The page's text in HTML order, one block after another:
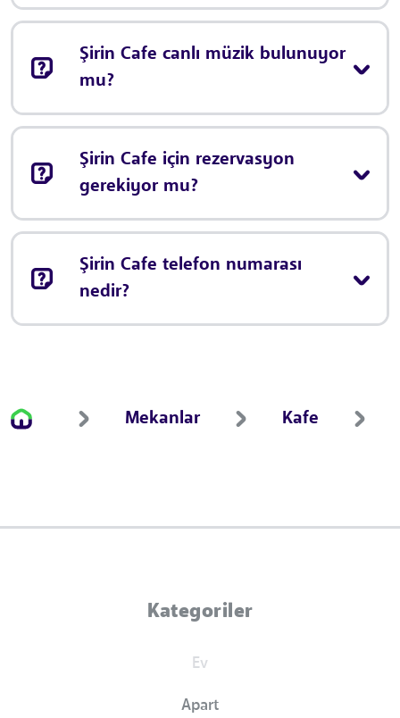
Şirin Cafe canlı müzik bulunuyor
mu?
Şirin Cafe için rezervasyon
gerekiyor mu?
Şirin Cafe telefon numarası
nedir?
Mekanlar Kafe
Kategoriler
Ev
Apart